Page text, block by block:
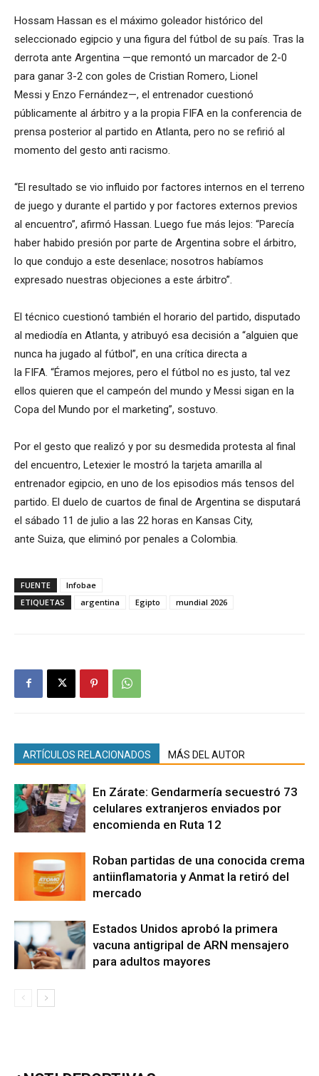
Hossam Hassan es el máximo goleador histórico del
seleccionado egipcio y una figura del fútbol de su país. Tras la
derrota ante Argentina —que remontó un marcador de 2-0
para ganar 3-2 con goles de Cristian Romero, Lionel
Messi y Enzo Fernández—, el entrenador cuestionó
públicamente al árbitro y a la propia FIFA en la conferencia de
prensa posterior al partido en Atlanta, pero no se refirió al
momento del gesto anti racismo.
“El resultado se vio influido por factores internos en el terreno
de juego y durante el partido y por factores externos previos
al encuentro”, afirmó Hassan. Luego fue más lejos: “Parecía
haber habido presión por parte de Argentina sobre el árbitro,
lo que condujo a este desenlace; nosotros habíamos
expresado nuestras objeciones a este árbitro”.
El técnico cuestionó también el horario del partido, disputado
al mediodía en Atlanta, y atribuyó esa decisión a “alguien que
nunca ha jugado al fútbol”, en una crítica directa a
la FIFA. “Éramos mejores, pero el fútbol no es justo, tal vez
ellos quieren que el campeón del mundo y Messi sigan en la
Copa del Mundo por el marketing”, sostuvo.
Por el gesto que realizó y por su desmedida protesta al final
del encuentro, Letexier le mostró la tarjeta amarilla al
entrenador egipcio, en uno de los episodios más tensos del
partido. El duelo de cuartos de final de Argentina se disputará
el sábado 11 de julio a las 22 horas en Kansas City,
ante Suiza, que eliminó por penales a Colombia.
FUENTE
Infobae
ETIQUETAS
argentina Egipto mundial 2026
ARTÍCULOS RELACIONADOS MÁS DEL AUTOR
En Zárate: Gendarmería secuestró 73
celulares extranjeros enviados por
encomienda en Ruta 12
Roban partidas de una conocida crema
antiinflamatoria y Anmat la retiró del
mercado
Estados Unidos aprobó la primera
vacuna antigripal de ARN mensajero
para adultos mayores